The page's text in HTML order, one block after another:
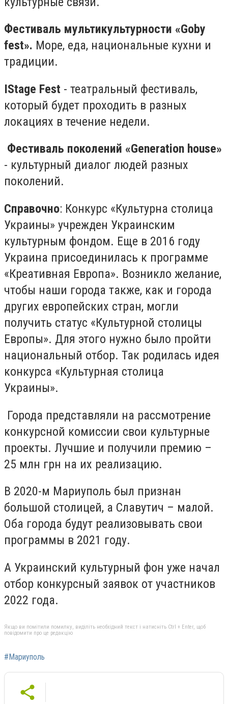
Фестиваль мультикультурности «Goby
fest». Море, еда, национальные кухни и
традиции.
IStage Fest - театральный фестиваль,
который будет проходить в разных
локациях в течение недели.
Фестиваль поколений «Generation house»
- культурный диалог людей разных
поколений.
Справочно: Конкурс «Культурна столица
Украины» учрежден Украинским
культурным фондом. Еще в 2016 году
Украина присоединилась к программе
«Креативная Европа». Возникло желание,
чтобы наши города также, как и города
других европейских стран, могли
получить статус «Культурной столицы
Европы». Для этого нужно было пройти
национальный отбор. Так родилась идея
конкурса «Культурная столица
Украины».
Города представляли на рассмотрение
конкурсной комиссии свои культурные
проекты. Лучшие и получили премию –
25 млн грн на их реализацию.
В 2020-м Мариуполь был признан
большой столицей, а Славутич – малой.
Оба города будут реализовывать свои
программы в 2021 году.
А Украинский культурный фон уже начал
отбор конкурсный заявок от участников
2022 года.
Якщо ви помітили помилку, виділіть необхідний текст і натисніть Ctrl + Enter, щоб
повідомити про це редакцію
#Мариуполь